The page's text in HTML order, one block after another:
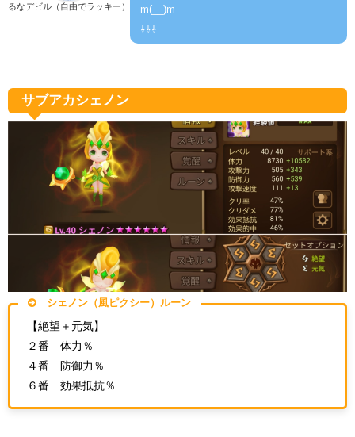
るなデビル（自由でラッキー）
m(__)m
⇩⇩⇩
サブアカシェノン
シェノン（風ピクシー）ルーン
【絶望＋元気】
２番 体力％
４番 防御力％
６番 効果抵抗％